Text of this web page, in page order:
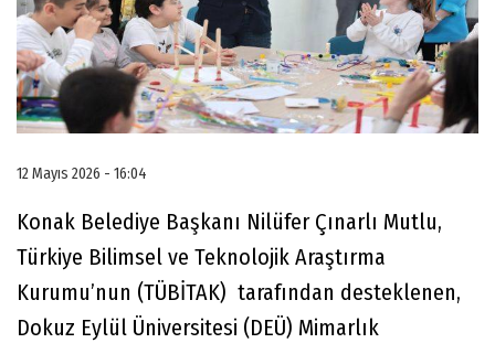
12 Mayıs 2026 - 16:04
Konak Belediye Başkanı Nilüfer Çınarlı Mutlu,
Türkiye Bilimsel ve Teknolojik Araştırma
Kurumu’nun (TÜBİTAK) tarafından desteklenen,
Dokuz Eylül Üniversitesi (DEÜ) Mimarlık